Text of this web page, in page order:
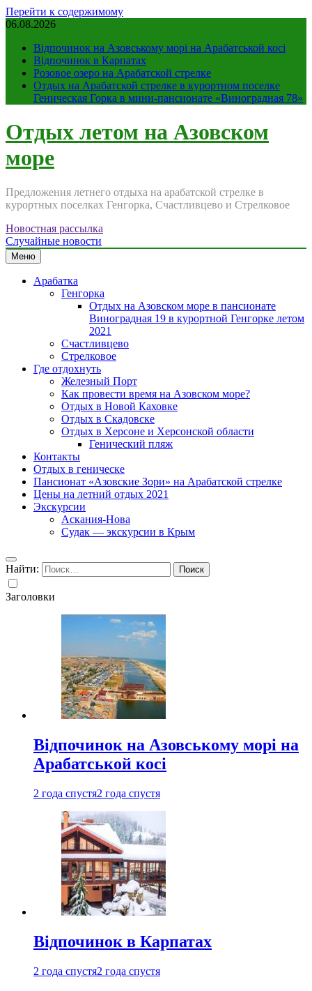
Перейти к содержимому
06.08.2026
Відпочинок на Азовському морі на Арабатськой косі
Відпочинок в Карпатах
Розовое озеро на Арабатской стрелке
Отдых на Арабатской стрелке в курортном поселке
Геническая Горка в мини-пансионате «Виноградная 78»
Отдых летом на Азовском
море
Предложения летнего отдыха на арабатской стрелке в
курортных поселках Генгорка, Счастливцево и Стрелковое
Новостная рассылка
Случайные новости
Меню
Арабатка
Генгорка
Отдых на Азовском море в пансионате
Виноградная 19 в курортной Генгорке летом
2021
Счастливцево
Стрелковое
Где отдохнуть
Железный Порт
Как провести время на Азовском море?
Отдых в Новой Каховке
Отдых в Скадовске
Отдых в Херсоне и Херсонской области
Генический пляж
Контакты
Отдых в геническе
Пансионат «Азовские Зори» на Арабатской стрелке
Цены на летний отдых 2021
Экскурсии
Аскания-Нова
Судак — экскурсии в Крым
Найти:
Заголовки
Відпочинок на Азовському морі на
Арабатськой косі
2 года спустя2 года спустя
Відпочинок в Карпатах
2 года спустя2 года спустя